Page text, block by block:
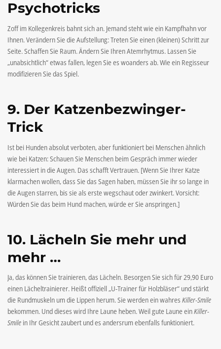
Psychotricks
Zoff im Kollegenkreis bahnt sich an. Jemand steht wie ein Kampfhahn vor
Ihnen. Verändern Sie die Aufstellung: Treten Sie einen (kleinen) Schritt zur
Seite. Schaffen Sie Raum. Ändern Sie Ihren Atemrhytmus. Lassen Sie
„unabsichtlich“ etwas fallen, legen Sie es woanders ab. Wie ein Regisseur
modifizieren Sie das Spiel.
9. Der Katzenbezwinger-
Trick
Ist bei Hunden absolut verboten, aber funktioniert bei Menschen ähnlich
wie bei Katzen: Schauen Sie Menschen beim Gespräch immer wieder
interessiert in die Augen. Das schafft Vertrauen. [Wenn Sie Ihrer Katze
klarmachen wollen, dass Sie das Sagen haben, müssen Sie ihr so lange in
die Augen starren, bis sie als erste wegschaut oder zwinkert. Vorsicht:
Würden Sie das beim Hund machen, würde er Sie anspringen.]
10. Lächeln Sie mehr und
mehr …
Ja, das können Sie trainieren, das Lächeln. Besorgen Sie sich für 29,90 Euro
einen Lächeltrainierer. Heißt offiziell „U-Trainer für Holzbläser“ und stärkt
die Rundmuskeln um die Lippen herum. Sie werden ein wahres Killer-Smile
bekommen. Und dieses wird Ihre Laune heben. Weil gute Laune einKiller-
Smile in Ihr Gesicht zaubert und es andersrum ebenfalls funktioniert.